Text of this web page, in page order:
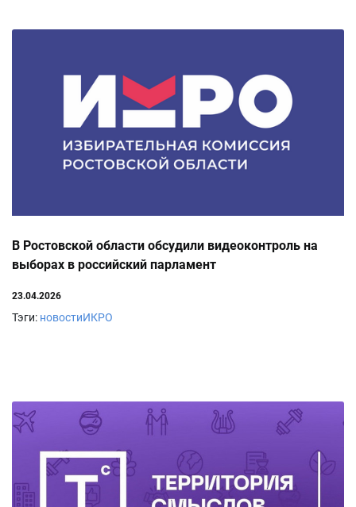
В Ростовской области обсудили видеоконтроль на
выборах в российский парламент
23.04.2026
Тэги: новостиИКРО